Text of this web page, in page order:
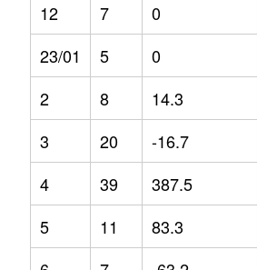
12
7 0
23/01
5 0
2
8 14.3
3
20 -16.7
4
39 387.5
5
11 83.3